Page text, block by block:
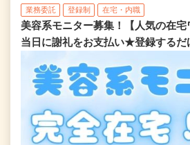
業務委託 登録制 在宅・内職
美容系モニター募集！【人気の在宅
当日に謝礼をお支払い★登録するだ